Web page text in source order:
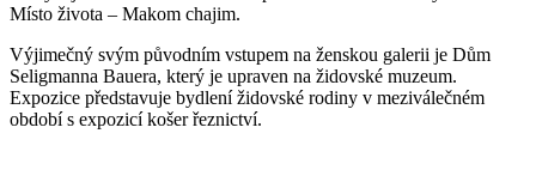
Místo života – Makom chajim.
Výjimečný svým původním vstupem na ženskou galerii je Dům
Seligmanna Bauera, který je upraven na židovské muzeum.
Expozice představuje bydlení židovské rodiny v meziválečném
období s expozicí košer řeznictví.